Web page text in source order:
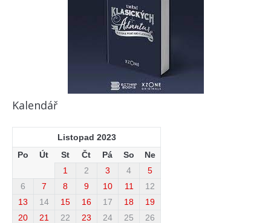
Kalendář
Listopad 2023
Po
Út St Čt Pá So Ne
1 2 3 4
5
6
7 8 9 10 11
12
13
14 15 16 17 18
19
20
21 22 23 24 25
26